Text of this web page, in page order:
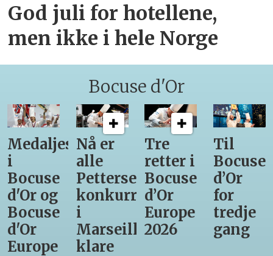
God juli for hotellene,
men ikke i hele Norge
Bocuse d'Or
Medaljestatistikk
i
Bocuse
d'Or og
Bocuse
d'Or
Europe
Nå er
alle
Pettersens
konkurrenter
i
Marseille
klare
Tre
retter i
Bocuse
d’Or
Europe
2026
Til
Bocuse
d’Or
for
tredje
gang